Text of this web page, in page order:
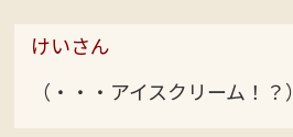
けいさん
（・・・アイスクリーム！？）